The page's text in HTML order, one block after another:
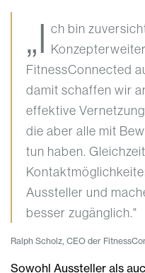
„I ch bin
FitnessConnected
damit schaffen wir
effektive
die aber alle mit
tun haben.
Aussteller und
besser zugänglich."
Ralph Scholz, CEO der
Sowohl Aussteller als